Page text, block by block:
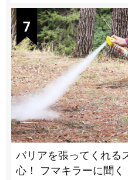
バリアを張ってくれる
心！ フマキラーに聞く「最強の虫撃退グッズ